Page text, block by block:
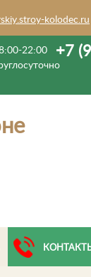
kolodec.ru
22:00
+7